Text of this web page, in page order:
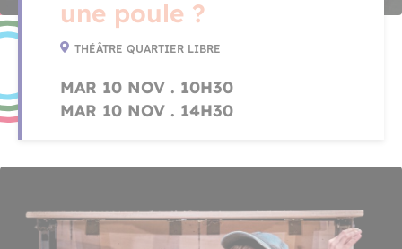
une poule ?
THÉÂTRE QUARTIER LIBRE
MAR 10 NOV . 10H30
MAR 10 NOV . 14H30